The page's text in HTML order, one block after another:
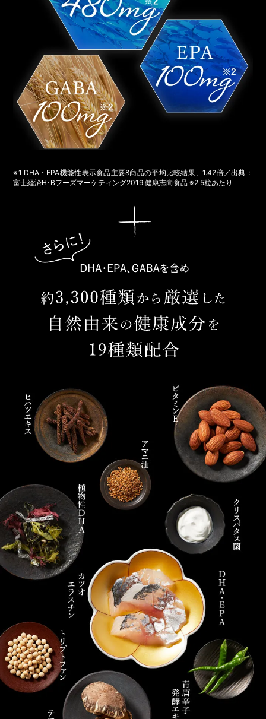
※1 DHA・EPA機能性表示食品主要8商品の平均比較結果、1.42倍／出典：
富士経済H･Bフーズマーケティング2019 健康志向食品 ※2 5粒あたり